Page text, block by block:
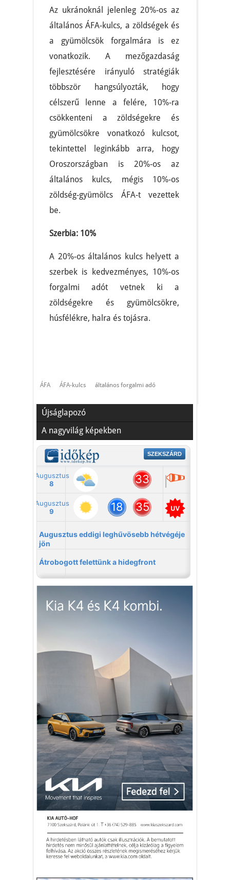
Az ukránoknál jelenleg 20%-os az
általános ÁFA-kulcs, a zöldségek és
a gyümölcsök forgalmára is ez
vonatkozik. A mezőgazdaság
fejlesztésére irányuló stratégiák
többször hangsúlyozták, hogy
célszerű lenne a felére, 10%-ra
csökkenteni a zöldségekre és
gyümölcsökre vonatkozó kulcsot,
tekintettel leginkább arra, hogy
Oroszországban is 20%-os az
általános kulcs, mégis 10%-os
zöldség-gyümölcs ÁFA-t vezettek
be.
Szerbia: 10%
A 20%-os általános kulcs helyett a
szerbek is kedvezményes, 10%-os
forgalmi adót vetnek ki a
zöldségekre és gyümölcsökre,
húsfélékre, halra és tojásra.
ÁFA ÁFA-kulcs általános forgalmi adó
Újságlapozó
A nagyvilág képekben